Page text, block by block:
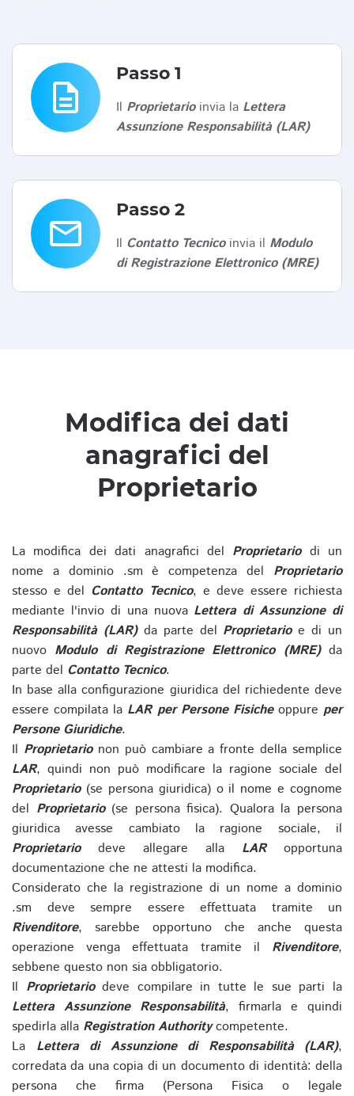
description
Passo 1
Il Proprietarioinvia la Lettera
Assunzione Responsabilità (LAR)
email
Passo 2
Il Contatto Tecnicoinvia il Modulo
di Registrazione Elettronico (MRE)
Modifica dei dati
anagrafici del
Proprietario
La modifica dei dati anagrafici del Proprietariodi un
nome a dominio .sm è competenza del Proprietario
stesso e del Contatto Tecnico, e deve essere richiesta
mediante l'invio di una nuova Lettera di Assunzione di
Responsabilità (LAR)da parte del Proprietarioe di un
nuovo Modulo di Registrazione Elettronico (MRE)da
parte del Contatto Tecnico.
In base alla configurazione giuridica del richiedente deve
essere compilata la LAR per Persone Fisicheoppure per
Persone Giuridiche.
Il Proprietarionon può cambiare a fronte della semplice
LAR, quindi non può modificare la ragione sociale del
Proprietario(se persona giuridica) o il nome e cognome
del Proprietario(se persona fisica). Qualora la persona
giuridica avesse cambiato la ragione sociale, il
Proprietariodeve allegare alla LARopportuna
documentazione che ne attesti la modifica.
Considerato che la registrazione di un nome a dominio
.sm deve sempre essere effettuata tramite un
Rivenditore, sarebbe opportuno che anche questa
operazione venga effettuata tramite il Rivenditore,
sebbene questo non sia obbligatorio.
Il Proprietariodeve compilare in tutte le sue parti la
Lettera Assunzione Responsabilità, firmarla e quindi
spedirla alla Registration Authoritycompetente.
La Lettera di Assunzione di Responsabilità (LAR),
corredata da una copia di un documento di identità: della
persona che firma (Persona Fisica o legale